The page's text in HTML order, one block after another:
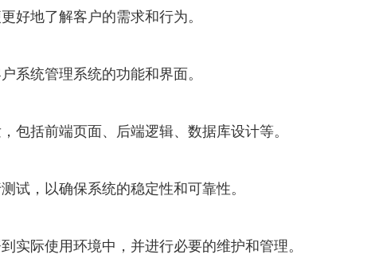
好地了解客户的需求和行为。
系统管理系统的功能和界面。
包括前端页面、后端逻辑、数据库设计等。
试，以确保系统的稳定性和可靠性。
实际使用环境中，并进行必要的维护和管理。